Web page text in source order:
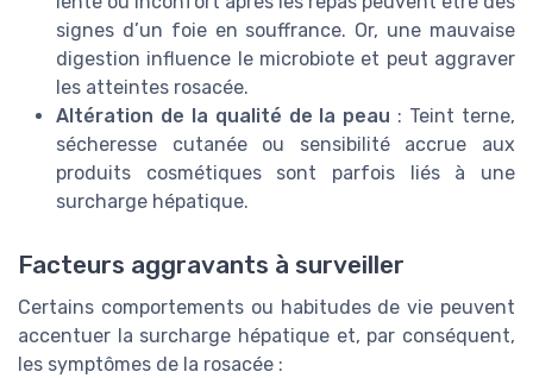
signes d’un foie en souffrance. Or, une mauvaise
digestion influence le microbiote et peut aggraver
les atteintes rosacée.
Altération de la qualité de la peau : Teint terne,
sécheresse cutanée ou sensibilité accrue aux
produits cosmétiques sont parfois liés à une
surcharge hépatique.
Facteurs aggravants à surveiller
Certains comportements ou habitudes de vie peuvent
accentuer la surcharge hépatique et, par conséquent,
les symptômes de la rosacée :